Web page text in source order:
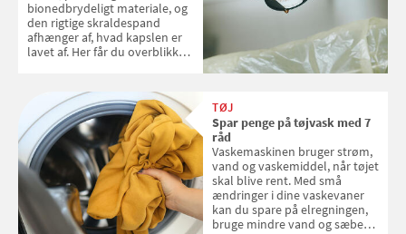
bionedbrydeligt materiale, og
den rigtige skraldespand
afhænger af, hvad kapslen er
lavet af. Her får du overblikket
TØJ
Spar penge på tøjvask med 7
råd
Vaskemaskinen bruger strøm,
vand og vaskemiddel, når tøjet
skal blive rent. Med små
ændringer i dine vaskevaner
kan du spare på elregningen,
bruge mindre vand og sæbe